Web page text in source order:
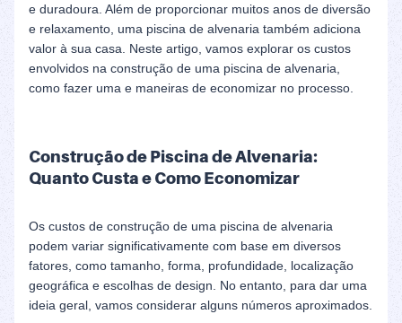
e duradoura. Além de proporcionar muitos anos de diversão
e relaxamento, uma piscina de alvenaria também adiciona
valor à sua casa. Neste artigo, vamos explorar os custos
envolvidos na construção de uma piscina de alvenaria,
como fazer uma e maneiras de economizar no processo.
Construção de Piscina de Alvenaria:
Quanto Custa e Como Economizar
Os custos de construção de uma piscina de alvenaria
podem variar significativamente com base em diversos
fatores, como tamanho, forma, profundidade, localização
geográfica e escolhas de design. No entanto, para dar uma
ideia geral, vamos considerar alguns números aproximados.